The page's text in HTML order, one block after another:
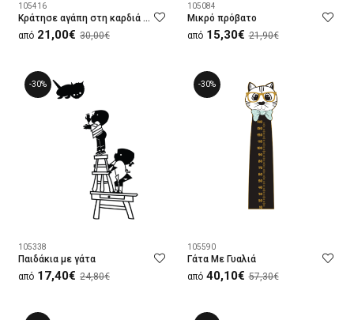
105416
Κράτησε αγάπη στη καρδιά σου
από 21,00€ 30,00€
105084
Μικρό πρόβατο
από 15,30€ 21,90€
-30%
105338
Παιδάκια με γάτα
από 17,40€ 24,80€
-30%
105590
Γάτα Με Γυαλιά
από 40,10€ 57,30€